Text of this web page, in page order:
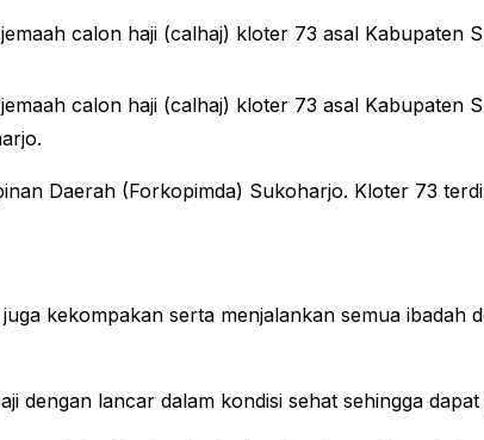
calon haji (calhaj) kloter 73 asal Kabupaten
calon haji (calhaj) kloter 73 asal Kabupaten
Daerah (Forkopimda) Sukoharjo. Kloter 73
kekompakan serta menjalankan semua ibadah
lancar dalam kondisi sehat sehingga